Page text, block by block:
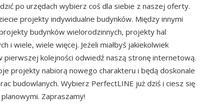
po urzędach wybierz coś dla siebie z naszej oferty.
projekty indywidualne budynków. Między innymi
budynków wielorodzinnych, projekty hal
i wiele, wiele więcej. Jeżeli miałbyś jakiekolwiek
pierwszej kolejności odwiedź naszą stronę internetową.
projekty nabiorą nowego charakteru i będą doskonale
budowlanych. Wybierz PerfectLINE już dziś i ciesz się
Zapraszamy!